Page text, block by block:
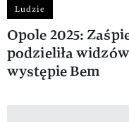
Ludzie
Opole 2025:
podzieliła
występie Bem